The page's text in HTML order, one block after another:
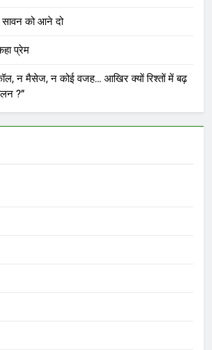
सावन को आने दो
प्रेम
न मैसेज, न कोई वजह… आखिर क्यों रिश्तों में बढ़
?”